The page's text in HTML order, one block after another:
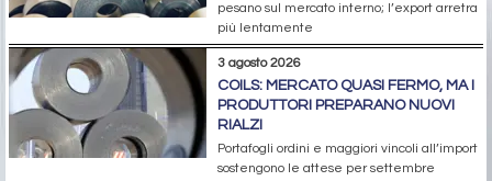
pesano sul mercato interno; l’export arretra
più lentamente
3 agosto 2026
COILS: MERCATO QUASI FERMO, MA I
PRODUTTORI PREPARANO NUOVI
RIALZI
Portafogli ordini e maggiori vincoli all’import
sostengono le attese per settembre